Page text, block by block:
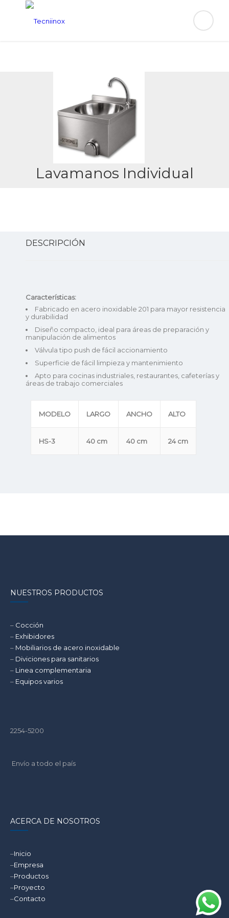
Lavamanos Individual
DESCRIPCIÓN
Características:
Fabricado en acero inoxidable 201 para mayor resistencia
y durabilidad
Diseño compacto, ideal para áreas de preparación y
manipulación de alimentos
Válvula tipo push de fácil accionamiento
Superficie de fácil limpieza y mantenimiento
Apto para cocinas industriales, restaurantes, cafeterías y
áreas de trabajo comerciales
MODELO LARGO ANCHO ALTO
HS-3 40 cm 40 cm 24 cm
NUESTROS PRODUCTOS
– Cocción
– Exhibidores
– Mobiliarios de acero inoxidable
– Diviciones para sanitarios
– Linea complementaria
– Equipos varios
2254-5200
Envío a todo el país
ACERCA DE NOSOTROS
–Inicio
–Empresa
–Productos
–Proyecto
–Contacto